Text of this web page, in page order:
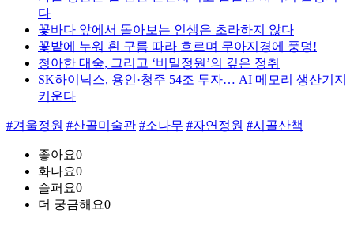
다
꽃바다 앞에서 돌아보는 인생은 초라하지 않다
꽃밭에 누워 흰 구름 따라 흐르며 무아지경에 풍덩!
청아한 대숲, 그리고 ‘비밀정원’의 깊은 정취
SK하이닉스, 용인·청주 54조 투자… AI 메모리 생산기지
키운다
#겨울정원 #산골미술관 #소나무 #자연정원 #시골산책
좋아요0
화나요0
슬퍼요0
더 궁금해요0